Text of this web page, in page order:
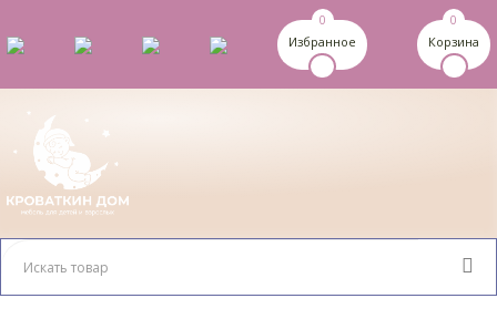
0
Избранное
0
Корзина